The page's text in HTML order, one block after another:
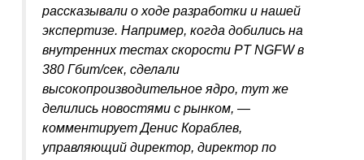
рассказывали о ходе разработки и нашей
экспертизе. Например, когда добились на
внутренних тестах скорости PT NGFW в
380 Гбит/сек, сделали
высокопроизводительное ядро, тут же
делились новостями с рынком, —
комментирует Денис Кораблев,
управляющий директор, директор по